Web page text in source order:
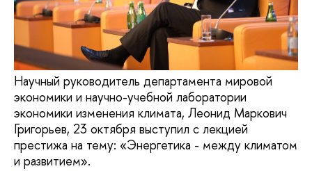
Научный руководитель департамента мировой
экономики и научно-учебной лаборатории
экономики изменения климата, Леонид Маркович
Григорьев, 23 октября выступил с лекцией
престижа на тему: «Энергетика - между климатом
и развитием».